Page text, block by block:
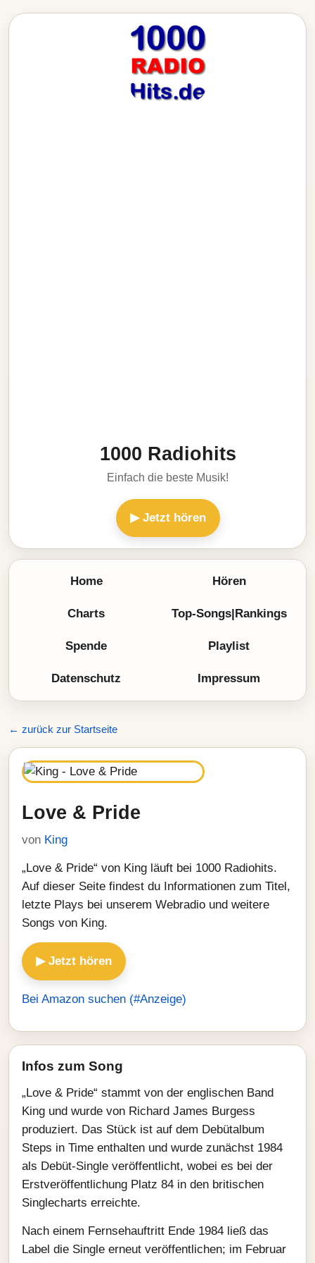
1000 Radiohits
Einfach die beste Musik!
▶ Jetzt hören
Home Hören
Charts Top-Songs|Rankings
Spende Playlist
Datenschutz Impressum
← zurück zur Startseite
Love & Pride
von King
„Love & Pride“ von King läuft bei 1000 Radiohits.
Auf dieser Seite findest du Informationen zum Titel,
letzte Plays bei unserem Webradio und weitere
Songs von King.
▶ Jetzt hören
Bei Amazon suchen (#Anzeige)
Infos zum Song
„Love & Pride“ stammt von der englischen Band
King und wurde von Richard James Burgess
produziert. Das Stück ist auf dem Debütalbum
Steps in Time enthalten und wurde zunächst 1984
als Debüt-Single veröffentlicht, wobei es bei der
Erstveröffentlichung Platz 84 in den britischen
Singlecharts erreichte.
Nach einem Fernsehauftritt Ende 1984 ließ das
Label die Single erneut veröffentlichen; im Februar